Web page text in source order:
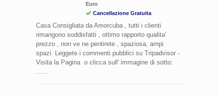
Euro
Cancellazione Gratuita
Casa Consigliata da Amorcuba , tutti i clienti
rimangono soddisfatti , ottimo rapporto qualita'
prezzo , non ve ne pentirete , spaziosa, ampi
spazi. Leggete i commenti pubblici su Tripadvisor -
Visita la Pagina o clicca sull' immagine di sotto: